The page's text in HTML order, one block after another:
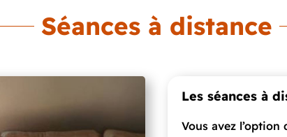
Séances à distance
Les séances à
Vous avez